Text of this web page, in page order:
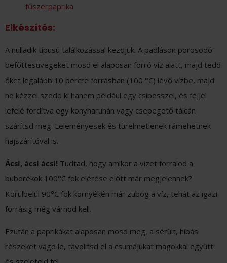
fűszerpaprika
Elkészítés:
A nulladik típusú találkozással kezdjük. A padláson porosodó
befőttesüvegeket mosd el alaposan forró víz alatt, majd tedd
őket legalább 10 percre forrásban (100 °C) lévő vízbe, majd
ne kézzel szedd ki hanem például egy csipesszel, és fejjel
lefelé fordítva egy konyharuhán vagy csepegető tálcán
szárítsd meg. Leleményesek és türelmetlenek rámehetnek
hajszárítóval is.
Ácsi, ácsi ácsi! Tudtad, hogy amikor a vizet forralod a
buborékok 100°C fok elérése előtt már megjelennek?
Körülbelül 90°C fok környékén már zubog a víz, tehát az igazi
forrásig még várnod kell.
Ezután a paprikákat alaposan mosd meg, a sérült, hibás
részeket vágd le, távolítsd el a csumájukat magokkal együtt